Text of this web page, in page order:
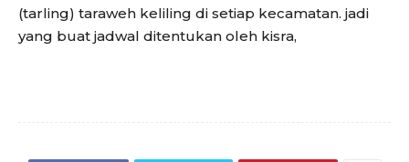
(tarling) taraweh keliling di setiap kecamatan. jadi
yang buat jadwal ditentukan oleh kisra,